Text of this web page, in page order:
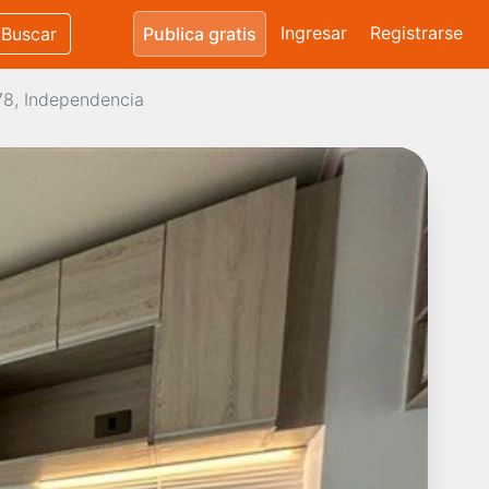
Buscar Publica gratis Ingresar Registrarse
Independencia